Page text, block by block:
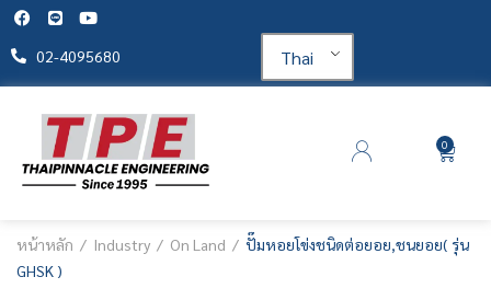
02-4095680 Thai
0
หน้าหลัก Industry On Land
ปั๊มหอยโข่งชนิดต่อยอย,ชนยอย( รุ่น
GHSK )